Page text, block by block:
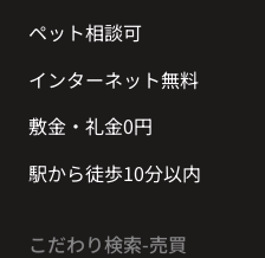
ペット相談可
インターネット無料
敷金・礼金0円
駅から徒歩10分以内
こだわり検索-売買